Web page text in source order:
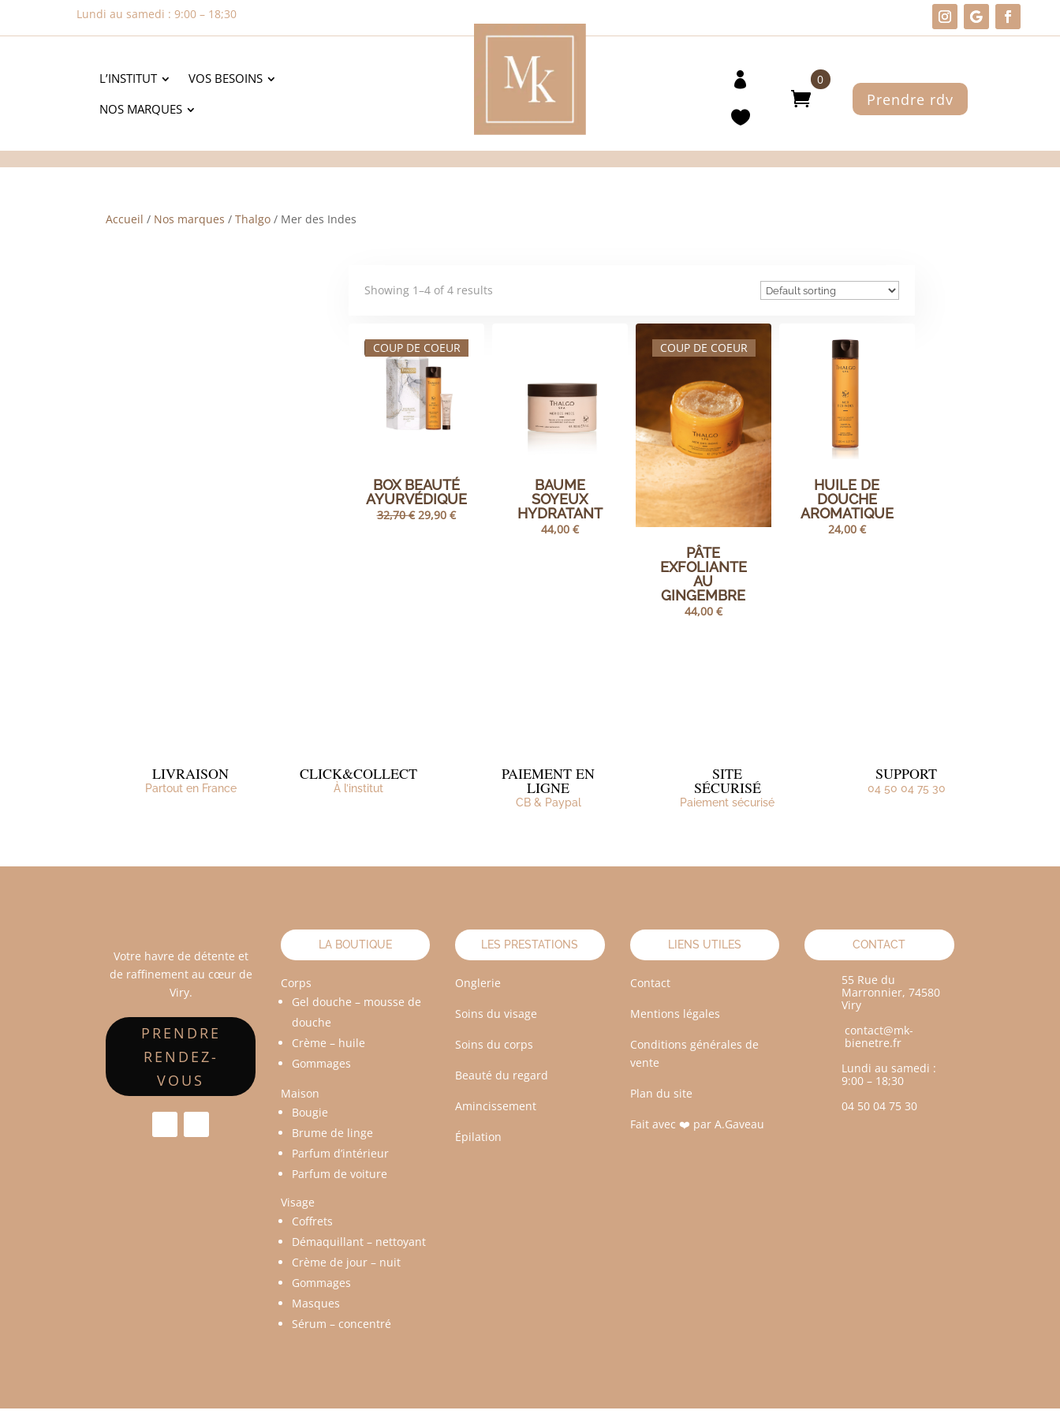
Lundi au samedi : 9:00 – 18;30
L’INSTITUT
VOS BESOINS
NOS MARQUES
0
Prendre rdv
Accueil / Nos marques /Thalgo / Mer des Indes
Showing 1–4 of 4 results
PROMO
COUP DE COEUR
BOX BEAUTÉ
AYURVÉDIQUE
32,70€ Le
prix
29,90 €Le
BAUME
SOYEUX
HYDRATANT
44,00 €
COUP DE COEUR
PÂTE
EXFOLIANTE
AU
GINGEMBRE
44,00 €
HUILE DE
DOUCHE
AROMATIQUE
24,00 €
LIVRAISON
Partout en France
CLICK&COLLECT
À l’institut
PAIEMENT EN
LIGNE
CB & Paypal
SITE
SÉCURISÉ
Paiement sécurisé
SUPPORT
04 50 04 75 30
Votre havre de détente et
de raffinement au cœur de
Viry.
PRENDRE
RENDEZ-
VOUS
LA BOUTIQUE
Corps
Gel douche – mousse de
douche
Crème – huile
Gommages
Maison
Bougie
Brume de linge
Parfum d’intérieur
Parfum de voiture
Visage
Coffrets
Démaquillant – nettoyant
Crème de jour – nuit
Gommages
Masques
Sérum – concentré
LES PRESTATIONS
Onglerie
Soins du visage
Soins du corps
Beauté du regard
Amincissement
Épilation
LIENS UTILES
Contact
Mentions légales
Conditions générales de
vente
Plan du site
Fait avec ❤️ par A.Gaveau
CONTACT
55 Rue du
Marronnier, 74580
Viry
contact@mk-
bienetre.fr
Lundi au samedi :
9:00 – 18;30
04 50 04 75 30